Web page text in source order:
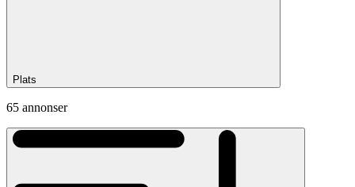
Plats
65 annonser